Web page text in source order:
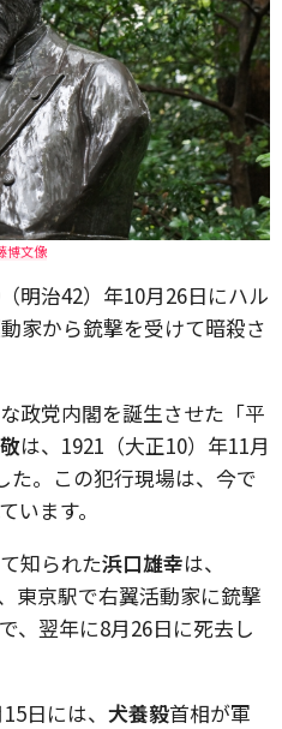
博文像
明治42）年10月26日にハル
家から銃撃を受けて暗殺さ
政党内閣を誕生させた「平
は、1921（大正10）年11月
た。この犯行現場は、今で
います。
知られた浜口雄幸は、
東京駅で右翼活動家に銃撃
、翌年に8月26日に死去し
日には、 犬養毅首相が軍